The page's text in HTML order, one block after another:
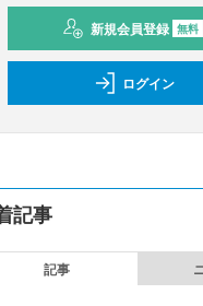
新規会員登録 無料
ログイン
記事
記事